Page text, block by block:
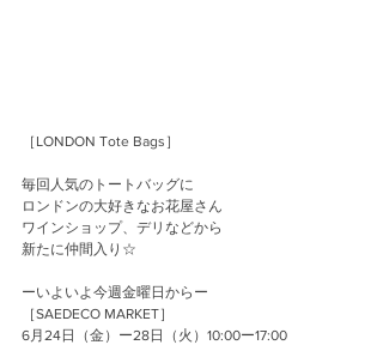
［LONDON Tote Bags］
毎回人気のトートバッグに
ロンドンの大好きなお花屋さん
ワインショップ、デリなどから
新たに仲間入り☆
ーいよいよ今週金曜日からー
［SAEDECO MARKET］
6月24日（金）ー28日（火）10:00ー17:00